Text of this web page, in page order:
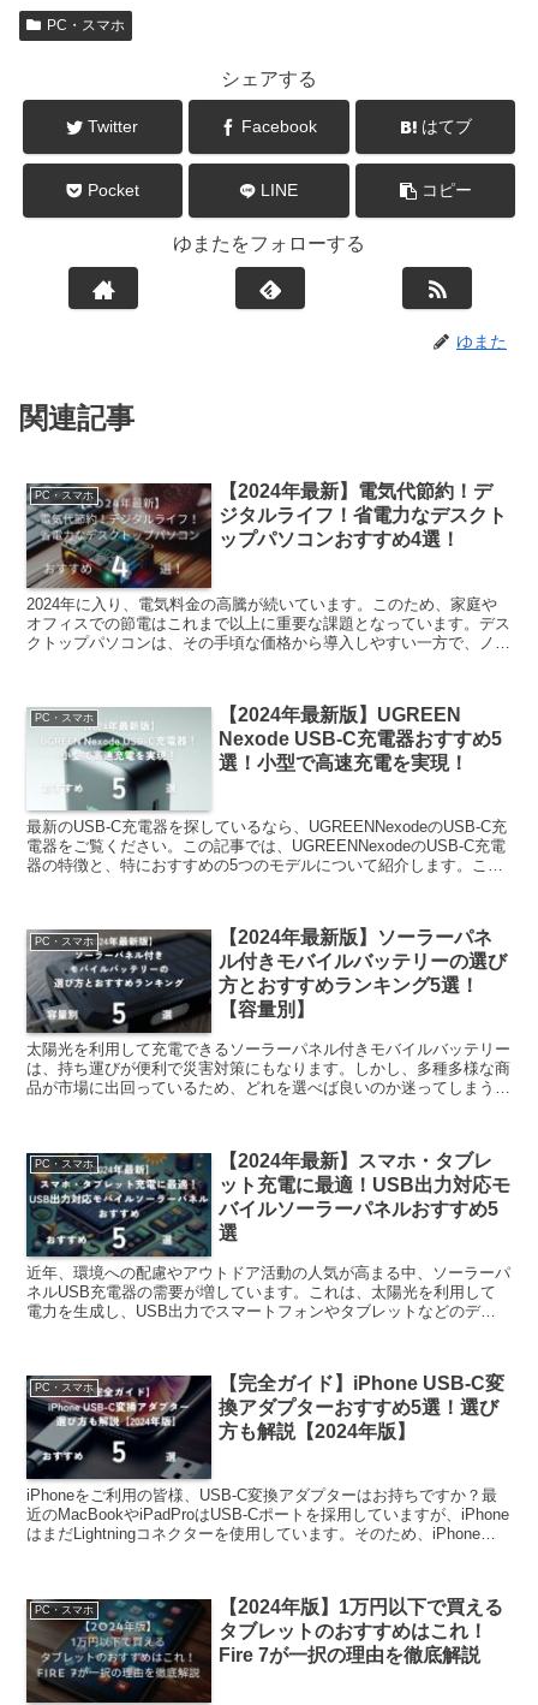
PC・スマホ
シェアする
Twitter Facebook はてブ
Pocket LINE コピー
ゆまたをフォローする
ゆまた
関連記事
PC・スマホ
【2024年最新】電気代節約！デ
ジタルライフ！省電力なデスクト
ップパソコンおすすめ4選！
2024年に入り、電気料金の高騰が続いています。このため、家庭や
オフィスでの節電はこれまで以上に重要な課題となっています。デス
クトップパソコンは、その手頃な価格から導入しやすい一方で、ノー
PC・スマホ
【2024年最新版】UGREEN
Nexode USB-C充電器おすすめ5
選！小型で高速充電を実現！
最新のUSB-C充電器を探しているなら、UGREENNexodeのUSB-C充
電器をご覧ください。この記事では、UGREENNexodeのUSB-C充電
器の特徴と、特におすすめの5つのモデルについて紹介します。これ
PC・スマホ
【2024年最新版】ソーラーパネ
ル付きモバイルバッテリーの選び
方とおすすめランキング5選！
【容量別】
太陽光を利用して充電できるソーラーパネル付きモバイルバッテリー
は、持ち運びが便利で災害対策にもなります。しかし、多種多様な商
品が市場に出回っているため、どれを選べば良いのか迷ってしまう方
PC・スマホ
【2024年最新】スマホ・タブレ
ット充電に最適！USB出力対応モ
バイルソーラーパネルおすすめ5
選
近年、環境への配慮やアウトドア活動の人気が高まる中、ソーラーパ
ネルUSB充電器の需要が増しています。これは、太陽光を利用して
電力を生成し、USB出力でスマートフォンやタブレットなどのデバ
PC・スマホ
【完全ガイド】iPhone USB-C変
換アダプターおすすめ5選！選び
方も解説【2024年版】
iPhoneをご利用の皆様、USB-C変換アダプターはお持ちですか？最
近のMacBookやiPadProはUSB-Cポートを採用していますが、iPhone
はまだLightningコネクターを使用しています。そのため、iPhoneを
PC・スマホ
【2024年版】1万円以下で買える
タブレットのおすすめはこれ！
Fire 7が一択の理由を徹底解説